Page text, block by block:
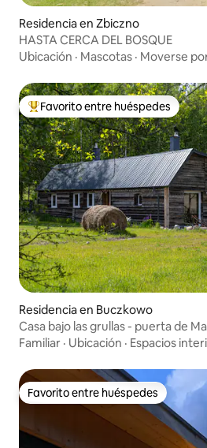
Residencia en Zbiczno
HASTA CERCA DEL BOSQUE
Ubicación · Mascotas · Moverse
De los mejores en Favorito entre
Favorito entre huéspedes
Residencia en Buczkowo
Casa bajo las grullas - puerta de
Familiar · Ubicación · Espacios
Favorito entre huéspedes
Favorito entre huéspedes